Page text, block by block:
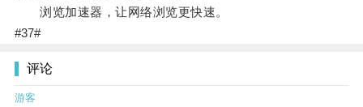
浏览加速器，让网络浏览更快速。
#37#
评论
游客